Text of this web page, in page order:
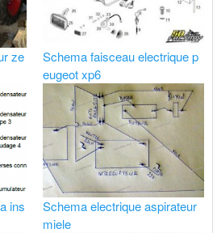
ze
Schema faisceau electrique p
eugeot xp6
ins
Schema electrique aspirateur
miele